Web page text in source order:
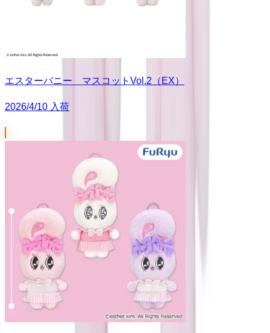
エスターバニー マスコットVol.2（EX）
2026/4/10 入荷